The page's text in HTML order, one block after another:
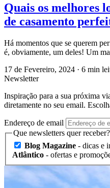
Quais os melhores
de casamento
Há momentos que se querem
é, obviamente, um deles! Um
17 de Fevereiro, 2024 · 6 min
Newsletter
Inspiração para a sua próxima
diretamente no seu email.
Endereço de email
Que newsletters quer receber?
Blog Magazine - dicas e
Atlântico - ofertas e